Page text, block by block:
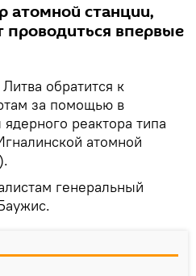
атомной станции,
проводиться впервые
Литва обратится к
за помощью в
реактора типа
атомной
генеральный